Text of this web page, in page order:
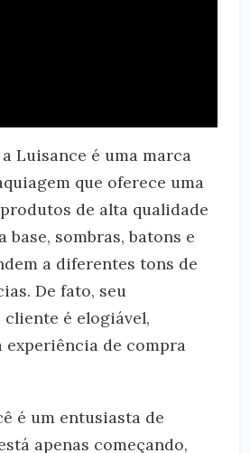
Luisance é uma marca
que oferece uma
de alta qualidade
base, sombras, batons e
a diferentes tons de
De fato, seu
é elogiável,
de compra
é um entusiasta de
apenas começando,